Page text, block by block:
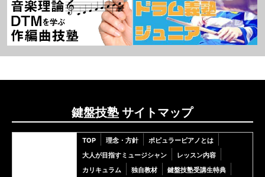
鍵盤技塾 サイトマップ
TOP 理念・方針
ポピュラーピアノとは
大人が目指すミュージシャン
レッスン内容
カリキュラム
独自教材
鍵盤技塾受講生特典